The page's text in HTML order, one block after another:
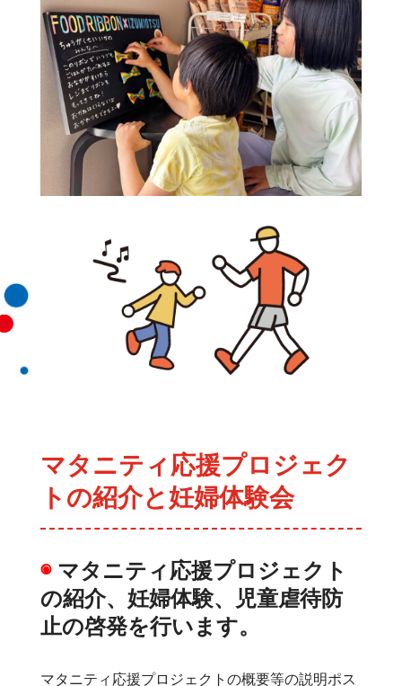
マタニティ応援プロジェク
トの紹介と妊婦体験会
◉マタニティ応援プロジェクト
の紹介、妊婦体験、児童虐待防
止の啓発を行います。
マタニティ応援プロジェクトの概要等の説明ポス